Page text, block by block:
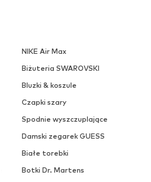
NIKE Air Max
Biżuteria SWAROVSKI
Bluzki & koszule
Czapki szary
Spodnie wyszczuplające
Damski zegarek GUESS
Białe torebki
Botki Dr. Martens